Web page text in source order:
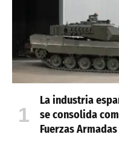
La industria
se consolida
Fuerzas Armadas